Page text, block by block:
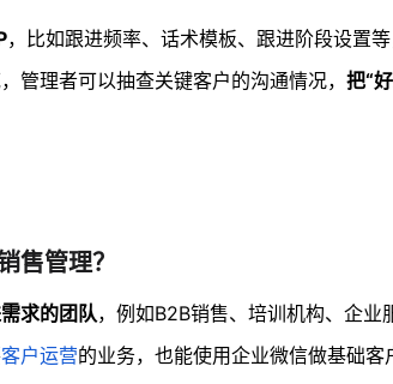
，比如跟进频率、话术模板、跟进阶段设置
管理者可以抽查关键客户的沟通情况， 把“
售管理？
求的团队，例如B2B销售、培训机构、企
客户运营的业务，也能使用企业微信做基础客